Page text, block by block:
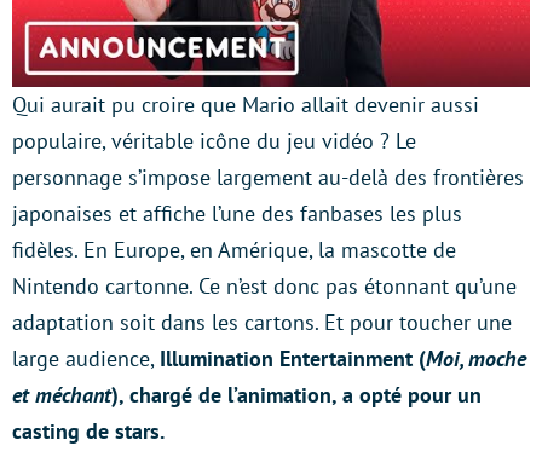
Qui aurait pu croire que Mario allait devenir aussi
populaire, véritable icône du jeu vidéo ? Le
personnage s’impose largement au-delà des frontières
japonaises et affiche l’une des fanbases les plus
fidèles. En Europe, en Amérique, la mascotte de
Nintendo cartonne. Ce n’est donc pas étonnant qu’une
adaptation soit dans les cartons. Et pour toucher une
large audience, Illumination Entertainment (Moi, moche
et méchant), chargé de l’animation, a opté pour un
casting de stars.